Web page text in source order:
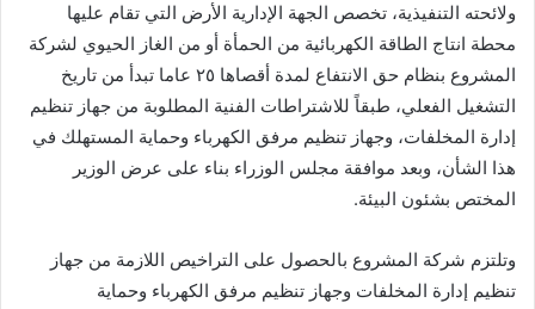
ولائحته التنفيذية، تخصص الجهة الإدارية الأرض التي تقام عليها
محطة انتاج الطاقة الكهربائية من الحمأة أو من الغاز الحيوي لشركة
المشروع بنظام حق الانتفاع لمدة أقصاها ٢٥ عاما تبدأ من تاريخ
التشغيل الفعلي، طبقاً للاشتراطات الفنية المطلوبة من جهاز تنظيم
إدارة المخلفات، وجهاز تنظيم مرفق الكهرباء وحماية المستهلك في
هذا الشأن، وبعد موافقة مجلس الوزراء بناء على عرض الوزير
المختص بشئون البيئة.
وتلتزم شركة المشروع بالحصول على التراخيص اللازمة من جهاز
تنظيم إدارة المخلفات وجهاز تنظيم مرفق الكهرباء وحماية